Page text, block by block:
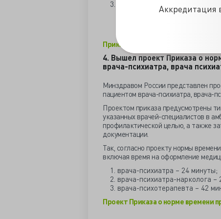
Аккредитация
«Медико-психологическая
адаптации» (18
квалификационным
Приказ МЗ РФ от 14.09.2023 г. №482н
4. Вышел проект Приказа о
врача-психиатра, врача
Минздравом России представлен
пациентом врача-психиатра, врача-
Проектом приказа предусмотрены
указанных врачей-специалистов в
профилактической целью, а также
документации.
Так, согласно проекту нормы
включая время на оформление
врача-психиатра – 24 минуты;
врача-психиатра-нарколога –
врача-психотерапевта – 42
Проект Приказа о норме времени